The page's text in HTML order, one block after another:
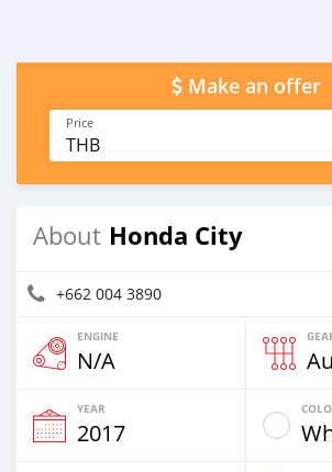
Make an offer
Price
THB
About Honda City
+662 004 3890
ENGINE
N/A
YEAR
2017